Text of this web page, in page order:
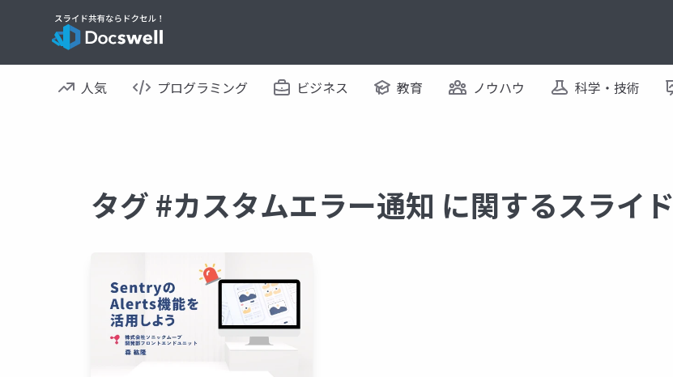
人気 プログラミング ビジネス 教育 ノウハウ 科学・技術
タグ #カスタムエラー通知 に関するスライド